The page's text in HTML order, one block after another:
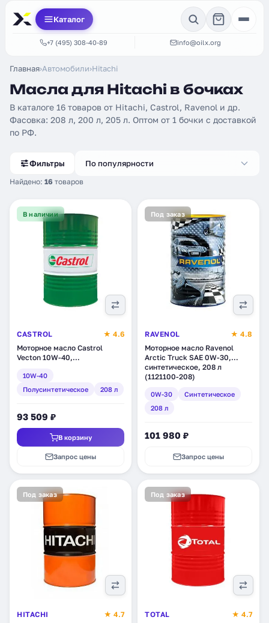
Каталог
+7 (495) 308-40-89 info@oilx.org
Главная›Автомобили›Hitachi
Масла для Hitachi в бочках
В каталоге 16 товаров от Hitachi, Castrol, Ravenol и др.
Фасовка: 208 л, 200 л, 205 л. Оптом от 1 бочки с доставкой
по РФ.
Фильтры
Найдено: 16 товаров
По популярности
В наличии
CASTROL
★ 4.6
Моторное масло Castrol
Vecton 10W-40,
(1532DF)
10W-40
Полусинтетическое
208 л
93 509 ₽
В корзину
Запрос цены
Под заказ
RAVENOL
★ 4.8
Моторное масло Ravenol
Arctic Truck SAE 0W-30,
синтетическое, 208 л
(1121100-208)
0W-30
Синтетическое
208 л
101 980 ₽
Запрос цены
Под заказ
HITACHI
★ 4.7
Под заказ
TOTAL
★ 4.7